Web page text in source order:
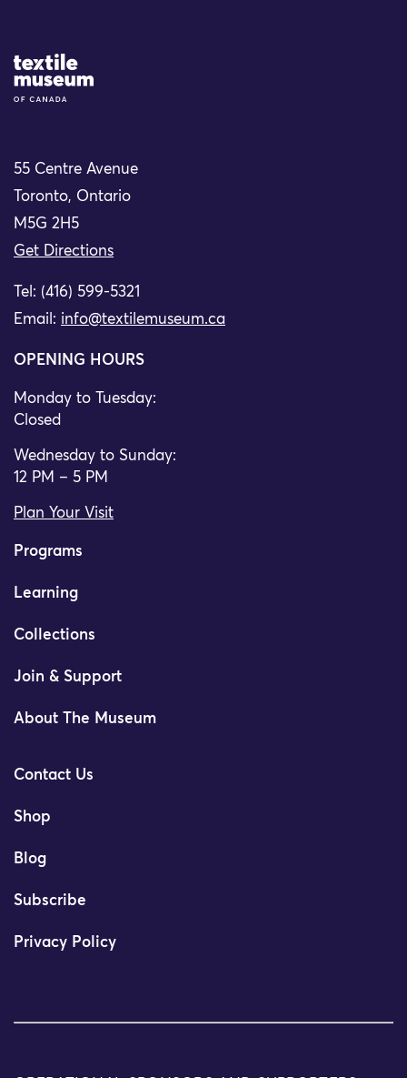
Site Logo
55 Centre Avenue
Toronto, Ontario
M5G 2H5
Get Directions
Tel: (416) 599-5321
Email: info@textilemuseum.ca
OPENING HOURS
Monday to Tuesday:
Closed
Wednesday to Sunday:
12 PM – 5 PM
Plan Your Visit
Programs
Learning
Collections
Join & Support
About The Museum
Contact Us
Shop
Blog
Subscribe
Privacy Policy